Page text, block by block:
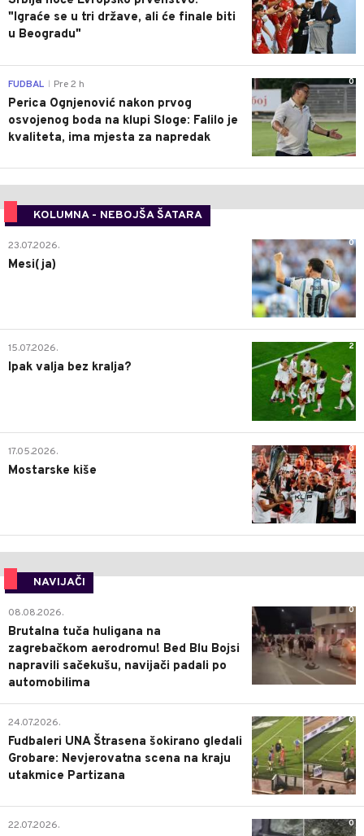
"Igraće se u tri države, ali će finale biti
u Beogradu"
0
FUDBAL Pre 2 h
Perica Ognjenović nakon prvog
osvojenog boda na klupi Sloge: Falilo je
kvaliteta, ima mjesta za napredak
KOLUMNA - NEBOJŠA ŠATARA
0
23.07.2026.
Mesi(ja)
2
15.07.2026.
Ipak valja bez kralja?
0
17.05.2026.
Mostarske kiše
NAVIJAČI
0
08.08.2026.
Brutalna tuča huligana na
zagrebačkom aerodromu! Bed Blu Bojsi
napravili sačekušu, navijači padali po
automobilima
0
24.07.2026.
Fudbaleri UNA Štrasena šokirano gledali
Grobare: Nevjerovatna scena na kraju
utakmice Partizana
0
22.07.2026.